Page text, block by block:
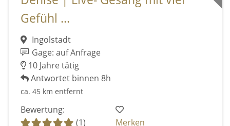
Gefühl ...
Ingolstadt
Gage: auf Anfrage
10 Jahre tätig
Antwortet binnen 8h
ca. 45 km entfernt
Bewertung:
(1)
Merken